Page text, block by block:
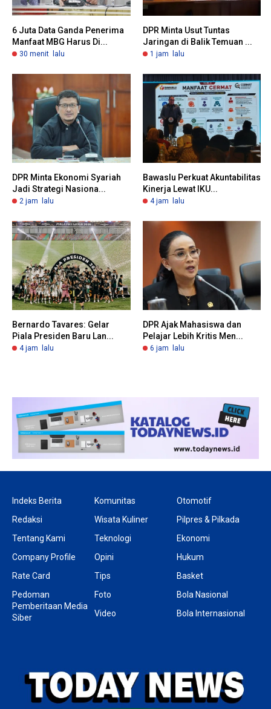
6 Juta Data Ganda Penerima
Manfaat MBG Harus Di...
30 menit lalu
DPR Minta Usut Tuntas
Jaringan di Balik Temuan ...
1 jam lalu
DPR Minta Ekonomi Syariah
Jadi Strategi Nasiona...
2 jam lalu
Bawaslu Perkuat Akuntabilitas
Kinerja Lewat IKU...
4 jam lalu
Bernardo Tavares: Gelar
Piala Presiden Baru Lan...
4 jam lalu
DPR Ajak Mahasiswa dan
Pelajar Lebih Kritis Men...
6 jam lalu
Indeks Berita
Redaksi
Tentang Kami
Company Profile
Rate Card
Pedoman
Pemberitaan Media
Siber
Komunitas
Wisata Kuliner
Teknologi
Opini
Tips
Foto
Video
Otomotif
Pilpres & Pilkada
Ekonomi
Hukum
Basket
Bola Nasional
Bola Internasional